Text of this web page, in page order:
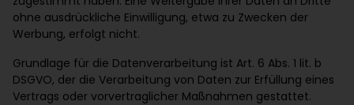
ohne ausdrückliche Einwilligung, etwa zu Zwecken der
Werbung, erfolgt nicht.
Grundlage für die Datenverarbeitung ist Art. 6 Abs. 1 lit. b
DSGVO, der die Verarbeitung von Daten zur Erfüllung eines
Vertrags oder vorvertraglicher Maßnahmen gestattet.